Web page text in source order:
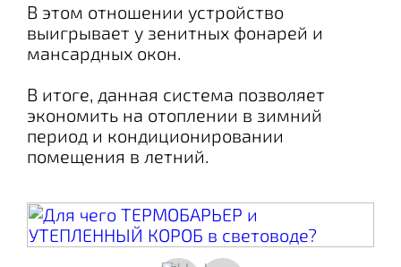
В этом отношении устройство
выигрывает у зенитных фонарей и
мансардных окон.
В итоге, данная система позволяет
экономить на отоплении в зимний
период и кондиционировании
помещения в летний.